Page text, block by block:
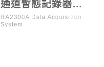
通道暫態記錄器
（已停產）
RA2300A Data Acquisition
System